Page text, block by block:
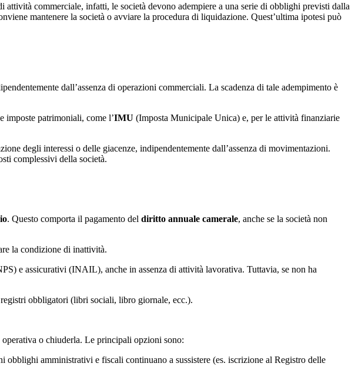
commerciale, infatti, le società devono adempiere a una serie di obblighi previsti dalla
mantenere la società o avviare la procedura di liquidazione. Quest’ultima ipotesi può
dall’assenza di operazioni commerciali. La scadenza di tale adempimento è
imposte patrimoniali, come l’IMU (Imposta Municipale Unica) e, per le attività finanziarie
degli interessi o delle giacenze, indipendentemente dall’assenza di movimentazioni.
complessivi della società.
. Questo comporta il pagamento del diritto annuale camerale, anche se la società non
la condizione di inattività.
e assicurativi (INAIL), anche in assenza di attività lavorativa. Tuttavia, se non ha
obbligatori (libri sociali, libro giornale, ecc.).
o chiuderla. Le principali opzioni sono:
obblighi amministrativi e fiscali continuano a sussistere (es. iscrizione al Registro delle